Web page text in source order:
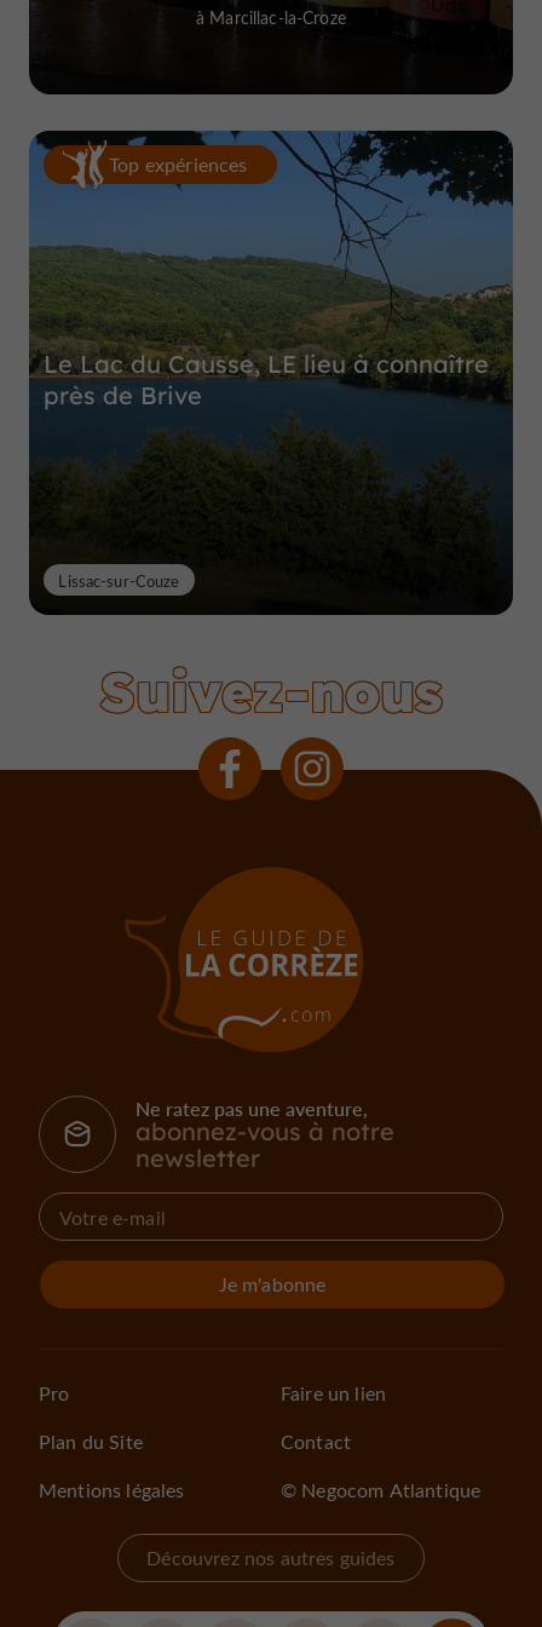
à Marcillac-la-Croze
Top expériences
Le Lac du Causse, LE lieu à connaître
près de Brive
Lissac-sur-Couze
Suivez-nous
Ne ratez pas une aventure,
abonnez-vous à notre
newsletter
Je m'abonne
Pro
Plan du Site
Mentions légales
Faire un lien
Contact
© Negocom Atlantique
Découvrez nos autres guides